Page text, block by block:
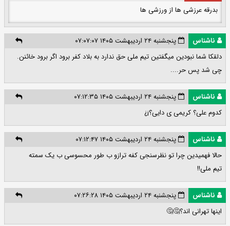
بدرقه عرزشی ها از ورزشی ها
ناشناس
پنجشنبه ۲۴ اردیبهشت ۱۴۰۵ ۰۷:۰۷:۰۷
دلقکا شما نبودین میگفتین تیم ملی حق ندارد به بلاد کفر برود اگر برود خائنن.
چی شد پس حر....
ناشناس
پنجشنبه ۲۴ اردیبهشت ۱۴۰۵ ۰۷:۱۲:۳۵
کدوم علی؟ کریمی ی دایی؟¡¿
ناشناس
پنجشنبه ۲۴ اردیبهشت ۱۴۰۵ ۰۷:۱۲:۴۷
حالا فهمیدین چرا تو نظرسنجی کفه ترازو ب طور محسوسی ب یک سمته
تیم ملی!!
ناشناس
پنجشنبه ۲۴ اردیبهشت ۱۴۰۵ ۰۷:۲۶:۲۸
اینها تهرانی اند؟🤔🤔